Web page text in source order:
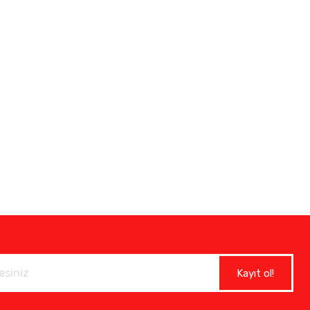
Kayıt ol!